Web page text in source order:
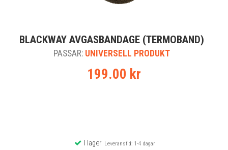
När du valt kommer butiken visa delar för vald moped
och universella produkter.
BLACKWAY AVGASBANDAGE (TERMOBAND)
PASSAR: UNIVERSELL PRODUKT
199.00 kr
I lagerLeveranstid: 1-4 dagar